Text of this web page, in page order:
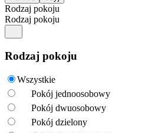
Rodzaj pokoju
Rodzaj pokoju
Rodzaj pokoju
Wszystkie
Pokój jednoosobowy
Pokój dwuosobowy
Pokój dzielony